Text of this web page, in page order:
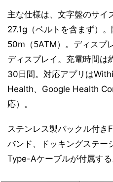
主な仕様は、文字盤のサイ
27.1g（ベルトを含まず）
50m（5ATM）。ディスプ
ディスプレイ。充電時間は
30日間。対応アプリは
Health、Google Health
応）。
ステンレス製バックル付き
バンド、ドッキングステ
Type-Aケーブルが付属する